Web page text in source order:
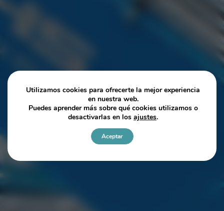
Utilizamos cookies para ofrecerte la mejor experiencia
en nuestra web.
Puedes aprender más sobre qué cookies utilizamos o
desactivarlas en los ajustes.
Aceptar